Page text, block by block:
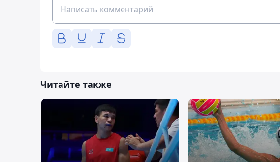
Читайте также